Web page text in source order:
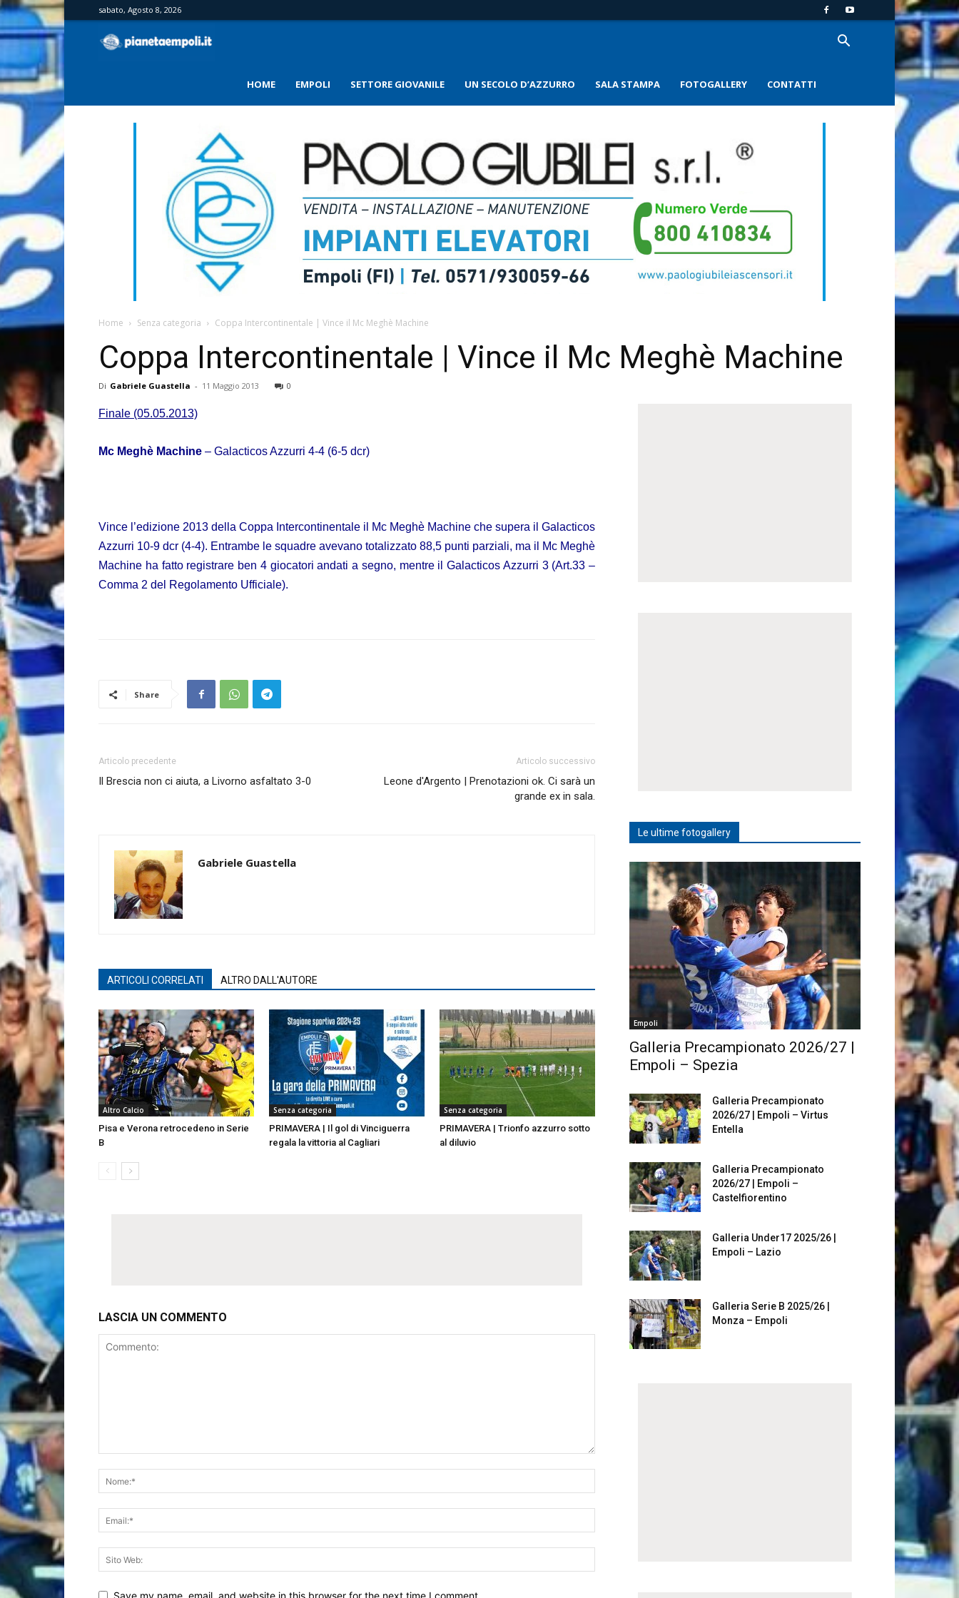
sabato, Agosto 8, 2026
HOME EMPOLI SETTORE GIOVANILE UN SECOLO D’AZZURRO SALA STAMPA FOTOGALLERY CONTATTI
Home Senza categoria Coppa Intercontinentale | Vince il Mc Meghè Machine
Coppa Intercontinentale | Vince il Mc Meghè Machine
Di Gabriele Guastella - 11 Maggio 2013 0
Finale (05.05.2013)
Mc Meghè Machine – Galacticos Azzurri 4-4 (6-5 dcr)
Vince l’edizione 2013 della Coppa Intercontinentale il Mc Meghè Machine che supera il Galacticos
Azzurri 10-9 dcr (4-4). Entrambe le squadre avevano totalizzato 88,5 punti parziali, ma il Mc Meghè
Machine ha fatto registrare ben 4 giocatori andati a segno, mentre il Galacticos Azzurri 3 (Art.33 –
Comma 2 del Regolamento Ufficiale).
Share
Articolo precedente
Il Brescia non ci aiuta, a Livorno asfaltato 3-0
Articolo successivo
Leone d'Argento | Prenotazioni ok. Ci sarà un
grande ex in sala.
Gabriele Guastella
ARTICOLI CORRELATI ALTRO DALL'AUTORE
Altro Calcio
Pisa e Verona retrocedeno in Serie
B
Senza categoria
PRIMAVERA | Il gol di Vinciguerra
regala la vittoria al Cagliari
Senza categoria
PRIMAVERA | Trionfo azzurro sotto
al diluvio
LASCIA UN COMMENTO
Save my name, email, and website in this browser for the next time I comment.
Le ultime fotogallery
Empoli
Galleria Precampionato 2026/27 |
Empoli – Spezia
Galleria Precampionato
2026/27 | Empoli – Virtus
Entella
Galleria Precampionato
2026/27 | Empoli –
Castelfiorentino
Galleria Under17 2025/26 |
Empoli – Lazio
Galleria Serie B 2025/26 |
Monza – Empoli